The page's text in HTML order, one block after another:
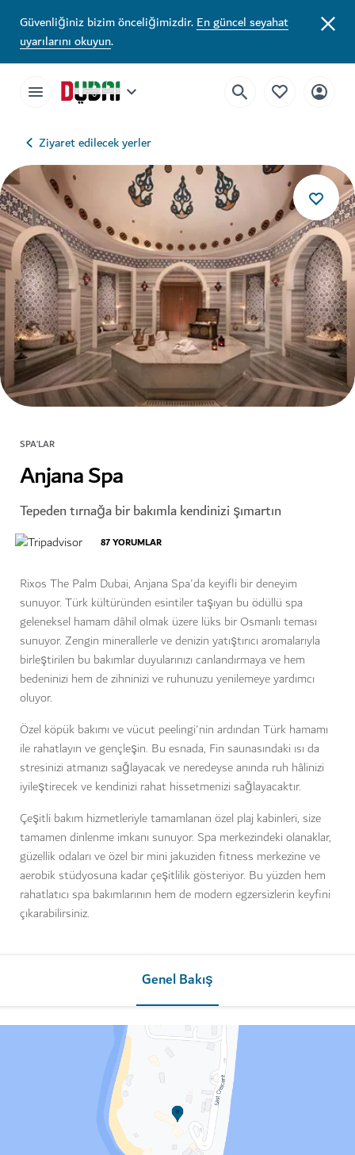
Güvenliğiniz bizim önceliğimizdir.En güncel seyahat
uyarılarını okuyun.
Ziyaret edilecek yerler
SPA’LAR
Anjana Spa
Tepeden tırnağa bir bakımla kendinizi şımartın
87YORUMLAR
Rixos The Palm Dubai, Anjana Spa'da keyifli bir deneyim
sunuyor. Türk kültüründen esintiler taşıyan bu ödüllü spa
geleneksel hamam dâhil olmak üzere lüks bir Osmanlı teması
sunuyor. Zengin minerallerle ve denizin yatıştırıcı aromalarıyla
birleştirilen bu bakımlar duyularınızı canlandırmaya ve hem
bedeninizi hem de zihninizi ve ruhunuzu yenilemeye yardımcı
oluyor.
Özel köpük bakımı ve vücut peelingi'nin ardından Türk hamamı
ile rahatlayın ve gençleşin. Bu esnada, Fin saunasındaki ısı da
stresinizi atmanızı sağlayacak ve neredeyse anında ruh hâlinizi
iyileştirecek ve kendinizi rahat hissetmenizi sağlayacaktır.
Çeşitli bakım hizmetleriyle tamamlanan özel plaj kabinleri, size
tamamen dinlenme imkanı sunuyor. Spa merkezindeki olanaklar,
güzellik odaları ve özel bir mini jakuziden fitness merkezine ve
aerobik stüdyosuna kadar çeşitlilik gösteriyor. Bu yüzden hem
rahatlatıcı spa bakımlarının hem de modern egzersizlerin keyfini
çıkarabilirsiniz.
Genel Bakış